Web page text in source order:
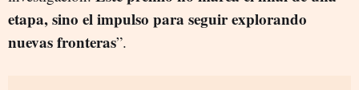
etapa, sino el impulso para seguir explorando
nuevas fronteras”.